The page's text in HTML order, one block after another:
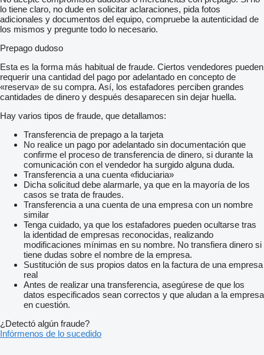
lo tiene claro, no dude en solicitar aclaraciones, pida fotos
adicionales y documentos del equipo, compruebe la autenticidad de
los mismos y pregunte todo lo necesario.
Prepago dudoso
Esta es la forma más habitual de fraude. Ciertos vendedores pueden
requerir una cantidad del pago por adelantado en concepto de
«reserva» de su compra. Así, los estafadores perciben grandes
cantidades de dinero y después desaparecen sin dejar huella.
Hay varios tipos de fraude, que detallamos:
Transferencia de prepago a la tarjeta
No realice un pago por adelantado sin documentación que
confirme el proceso de transferencia de dinero, si durante la
comunicación con el vendedor ha surgido alguna duda.
Transferencia a una cuenta «fiduciaria»
Dicha solicitud debe alarmarle, ya que en la mayoría de los
casos se trata de fraudes.
Transferencia a una cuenta de una empresa con un nombre
similar
Tenga cuidado, ya que los estafadores pueden ocultarse tras
la identidad de empresas reconocidas, realizando
modificaciones mínimas en su nombre. No transfiera dinero si
tiene dudas sobre el nombre de la empresa.
Sustitución de sus propios datos en la factura de una empresa
real
Antes de realizar una transferencia, asegúrese de que los
datos especificados sean correctos y que aludan a la empresa
en cuestión.
¿Detectó algún fraude?
Infórmenos de lo sucedido